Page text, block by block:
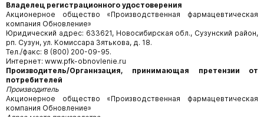
Владелец регистрационного удостоверения
Акционерное общество «Производственная фармацевтическая
компания Обновление»
Юридический адрес: 633621, Новосибирская обл., Сузунский район,
рп. Сузун, ул. Комиссара Зятькова, д. 18.
Тел./факс: 8 (800) 200-09-95.
Интернет: www.pfk-obnovlenie.ru
Производитель/Органнзация, принимающая претензии от
потребителей
Производитель
Акционерное общество «Производственная фармацевтическая
компания Обновление»